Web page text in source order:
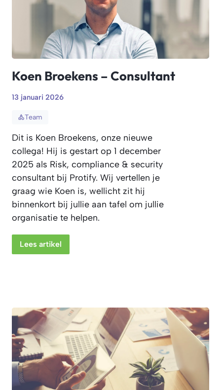
Koen Broekens – Consultant
13 januari 2026
Team
Dit is Koen Broekens, onze nieuwe
collega! Hij is gestart op 1 december
2025 als Risk, compliance & security
consultant bij Protify. Wij vertellen je
graag wie Koen is, wellicht zit hij
binnenkort bij jullie aan tafel om jullie
organisatie te helpen.
Lees artikel